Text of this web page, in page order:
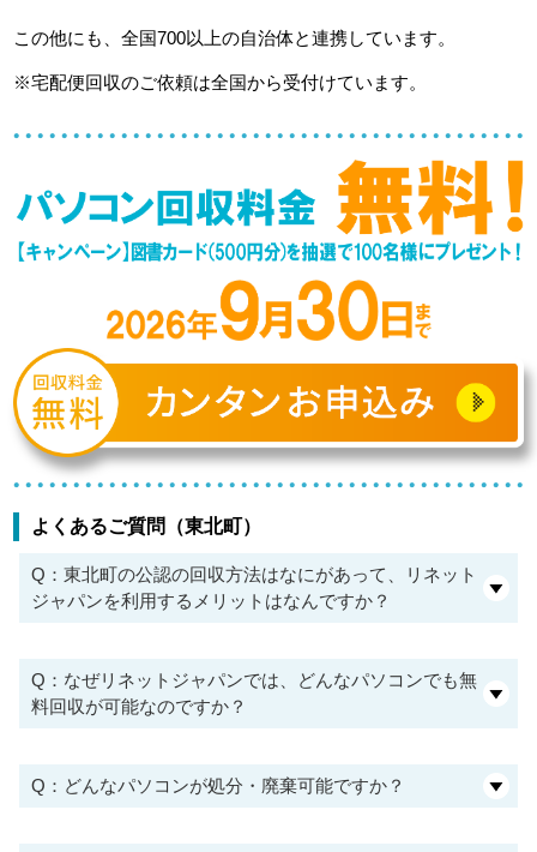
この他にも、全国700以上の自治体と連携しています。
※宅配便回収のご依頼は全国から受付けています。
よくあるご質問（東北町）
Q：東北町の公認の回収方法はなにがあって、リネット
ジャパンを利用するメリットはなんですか？
Q：なぜリネットジャパンでは、どんなパソコンでも無
料回収が可能なのですか？
Q：どんなパソコンが処分・廃棄可能ですか？